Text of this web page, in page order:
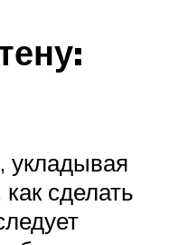
укладывая
сделать